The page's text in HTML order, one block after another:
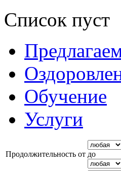
Список пуст
Обучение
Услуги
Продолжительность от до